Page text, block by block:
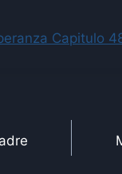
Capitulo